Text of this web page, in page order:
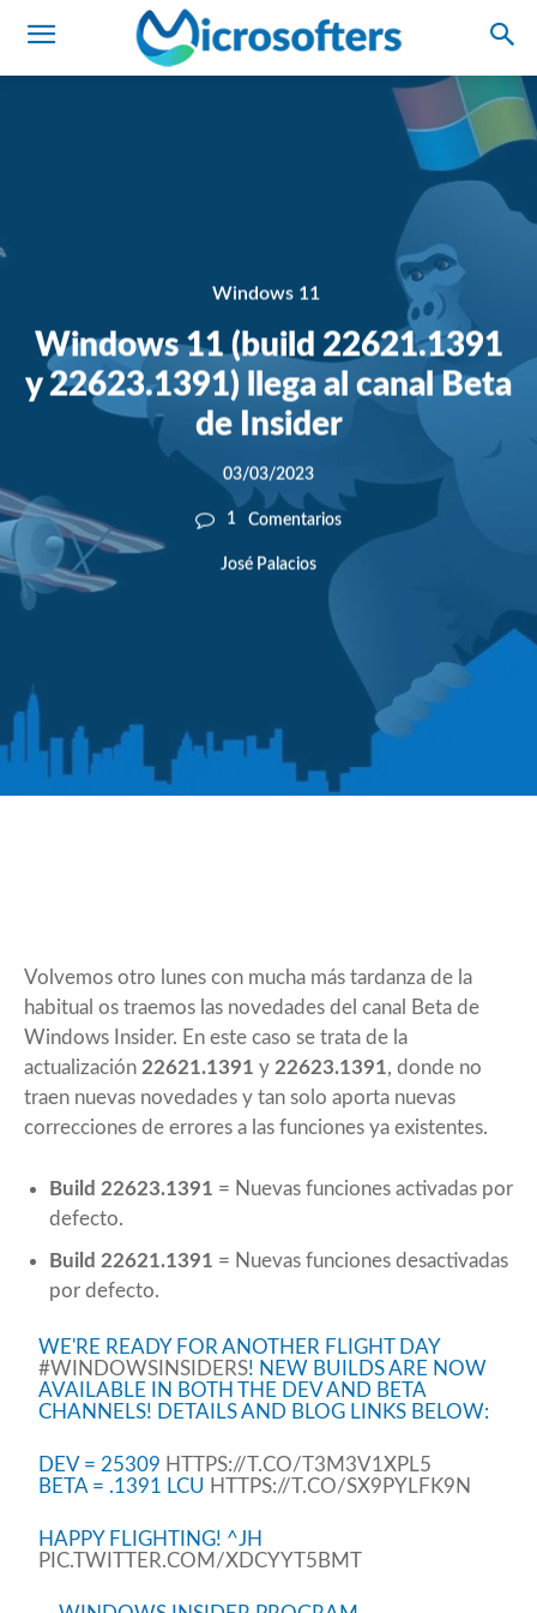
Windows 11
Windows 11 (build 22621.1391
y 22623.1391) llega al canal Beta
de Insider
03/03/2023
1 Comentarios
José Palacios
Volvemos otro lunes con mucha más tardanza de la
habitual os traemos las novedades del canal Beta de
Windows Insider. En este caso se trata de la
actualización 22621.1391 y 22623.1391, donde no
traen nuevas novedades y tan solo aporta nuevas
correcciones de errores a las funciones ya existentes.
Build 22623.1391 = Nuevas funciones activadas por
defecto.
Build 22621.1391 = Nuevas funciones desactivadas
por defecto.
WE'RE READY FOR ANOTHER FLIGHT DAY
#WINDOWSINSIDERS! NEW BUILDS ARE NOW
AVAILABLE IN BOTH THE DEV AND BETA
CHANNELS! DETAILS AND BLOG LINKS BELOW:
DEV = 25309 HTTPS://T.CO/T3M3V1XPL5
BETA = .1391 LCU HTTPS://T.CO/SX9PYLFK9N
HAPPY FLIGHTING! ^JH
PIC.TWITTER.COM/XDCYYT5BMT